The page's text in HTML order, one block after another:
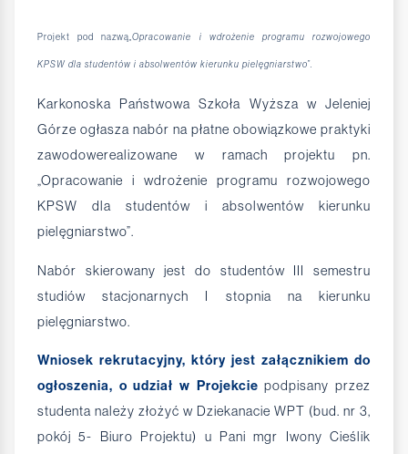
Projekt pod nazwą„Opracowanie i wdrożenie programu rozwojowego
KPSW dla studentów i absolwentów kierunku pielęgniarstwo”.
Karkonoska Państwowa Szkoła Wyższa w Jeleniej
Górze ogłasza nabór na płatne obowiązkowe praktyki
zawodowerealizowane w ramach projektu pn.
„Opracowanie i wdrożenie programu rozwojowego
KPSW dla studentów i absolwentów kierunku
pielęgniarstwo”.
Nabór skierowany jest do studentów III semestru
studiów stacjonarnych I stopnia na kierunku
pielęgniarstwo.
Wniosek rekrutacyjny, który jest załącznikiem do
ogłoszenia, o udział w Projekciepodpisany przez
studenta należy złożyć w Dziekanacie WPT (bud. nr 3,
pokój 5- Biuro Projektu) u Pani mgr Iwony Cieślik